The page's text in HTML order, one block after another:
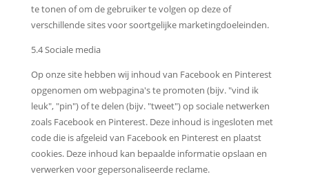
te tonen of om de gebruiker te volgen op deze of
verschillende sites voor soortgelijke marketingdoeleinden.
5.4 Sociale media
Op onze site hebben wij inhoud van Facebook en Pinterest
opgenomen om webpagina's te promoten (bijv. "vind ik
leuk", "pin") of te delen (bijv. "tweet") op sociale netwerken
zoals Facebook en Pinterest. Deze inhoud is ingesloten met
code die is afgeleid van Facebook en Pinterest en plaatst
cookies. Deze inhoud kan bepaalde informatie opslaan en
verwerken voor gepersonaliseerde reclame.